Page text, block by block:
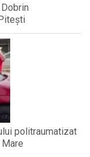
politraumatizat